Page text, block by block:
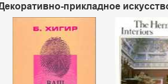
прикладное